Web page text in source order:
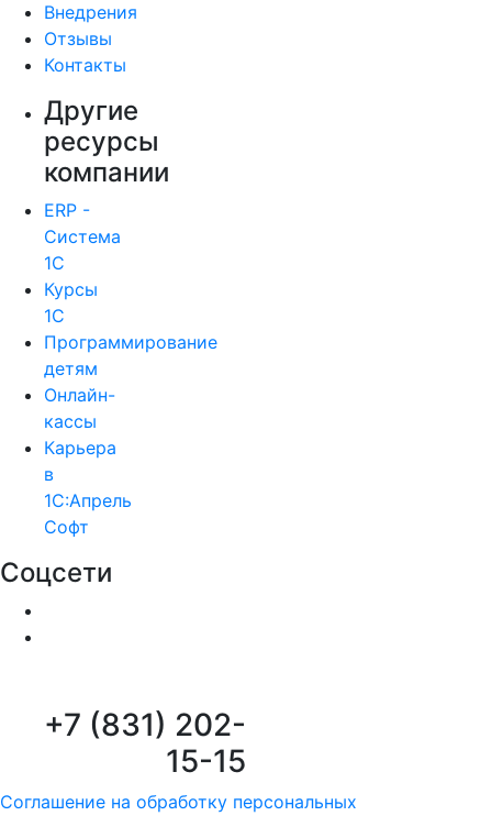
Внедрения
Отзывы
Контакты
Другие
ресурсы
компании
ERP -
Система
1С
Курсы
1С
Программирование
детям
Онлайн-
кассы
Карьера
в
1С:Апрель
Софт
Соцсети
+7 (831) 202-
15-15
Соглашение на обработку персональных